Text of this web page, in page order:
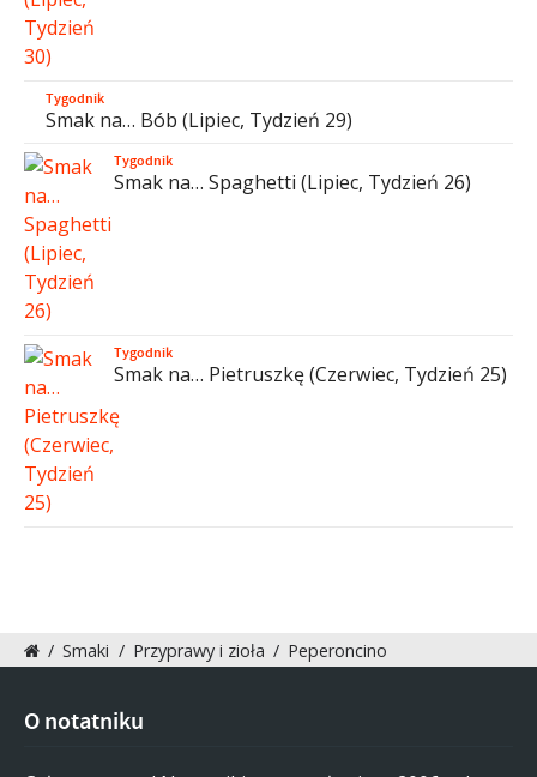
Tygodnik
Smak na… Bób (Lipiec, Tydzień 29)
Tygodnik
Smak na… Spaghetti (Lipiec, Tydzień 26)
Tygodnik
Smak na… Pietruszkę (Czerwiec, Tydzień 25)
/ Smaki / Przyprawy i zioła / Peperoncino
O notatniku